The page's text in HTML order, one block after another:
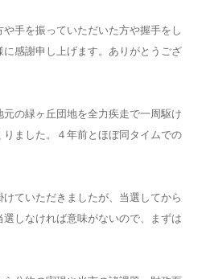
手を振っていただいた方や握手をし
感謝申し上げます。ありがとうござ
の緑ヶ丘団地を全力疾走で一周駆け
ました。４年前とほぼ同タイムでの
ていただきましたが、当選してから
しなければ意味がないので、まずは